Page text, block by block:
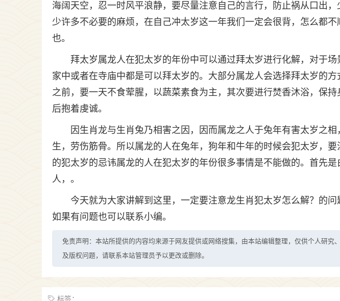
海阔天空，忍一时风平浪静，要尽量注意自己的言行，防止祸从口出
少许多不必要的麻烦，在自己冲太岁这一年我们一定会很背，怎么都
也。
拜太岁属龙人在犯太岁的年份中可以通过拜太岁进行化解，对于
家中或者在寺庙中都是可以拜太岁的。大部分属龙人会选择拜太岁的
之前，要一天不食荤腥，以蔬菜素食为主，其次要进行焚香沐浴，保
后抱着虔诚。
因生肖龙与生肖兔乃相害之因，因而属龙之人于兔年有害太岁之
生，劳伤筋骨。所以属龙的人在兔年，狗年和牛年的时候会犯太岁，
的犯太岁的忌讳属龙的人在犯太岁的年份很多事情是不能做的。首先
人，。
今天就为大家讲解到这里，一定要注意龙生肖犯太岁怎么解？的
如果有问题也可以联系小编。
免责声明：本站所提供的内容均来源于网友提供或网络搜集，由本站编辑整理，仅供个人研究
及版权问题，请联系本站管理员予以更改或删除。
标签：